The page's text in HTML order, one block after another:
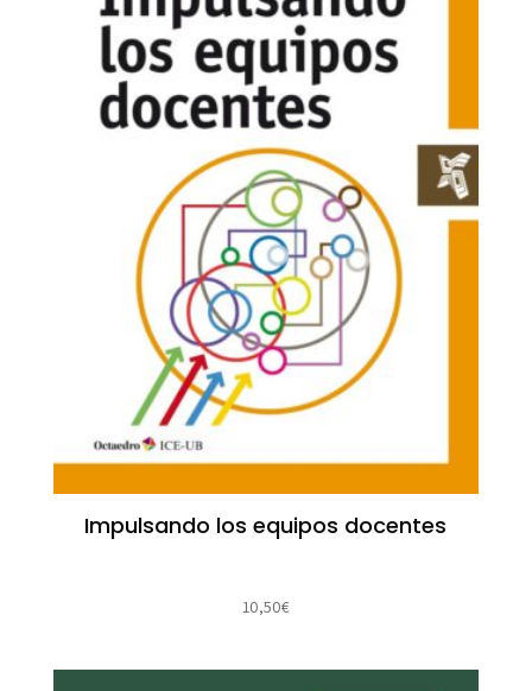
Impulsando los equipos docentes
10,50€